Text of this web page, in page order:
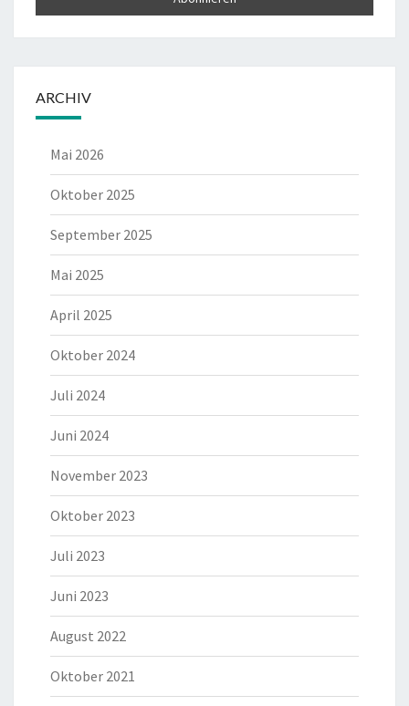
ARCHIV
Mai 2026
Oktober 2025
September 2025
Mai 2025
April 2025
Oktober 2024
Juli 2024
Juni 2024
November 2023
Oktober 2023
Juli 2023
Juni 2023
August 2022
Oktober 2021